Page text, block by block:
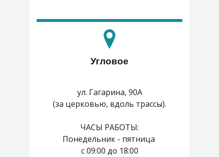
ул. Гагарина, 90А
(за церковью, вдоль трассы).
ЧАСЫ РАБОТЫ:
Понедельник - пятница
с 09:00 до 18:00
Угловое